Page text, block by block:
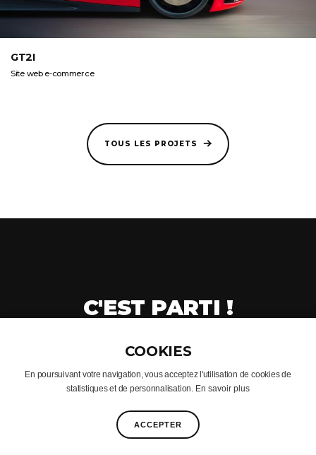
GT2I
Site web e-commerce
TOUS LES PROJETS
C'EST PARTI !
© CACONCEPT 2005 - 2025 FACEBOOK INSTAGRAM
TWITTER MENTIONS
En poursuivant votre navigation, vous acceptez l'utilisation de cookies de
statistiques et de personnalisation. En savoir plus
ACCEPTER